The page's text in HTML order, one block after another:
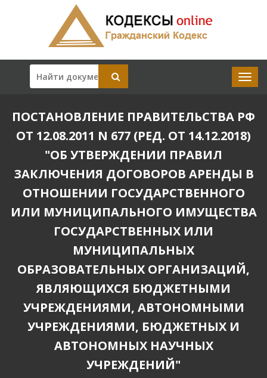
ПОСТАНОВЛЕНИЕ ПРАВИТЕЛЬСТВА РФ
ОТ 12.08.2011 N 677 (РЕД. ОТ 14.12.2018)
"ОБ УТВЕРЖДЕНИИ ПРАВИЛ
ЗАКЛЮЧЕНИЯ ДОГОВОРОВ АРЕНДЫ В
ОТНОШЕНИИ ГОСУДАРСТВЕННОГО
ИЛИ МУНИЦИПАЛЬНОГО ИМУЩЕСТВА
ГОСУДАРСТВЕННЫХ ИЛИ
МУНИЦИПАЛЬНЫХ
ОБРАЗОВАТЕЛЬНЫХ ОРГАНИЗАЦИЙ,
ЯВЛЯЮЩИХСЯ БЮДЖЕТНЫМИ
УЧРЕЖДЕНИЯМИ, АВТОНОМНЫМИ
УЧРЕЖДЕНИЯМИ, БЮДЖЕТНЫХ И
АВТОНОМНЫХ НАУЧНЫХ
УЧРЕЖДЕНИЙ"